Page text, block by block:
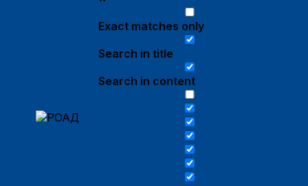
Exact matches only
Search in title
Search in content